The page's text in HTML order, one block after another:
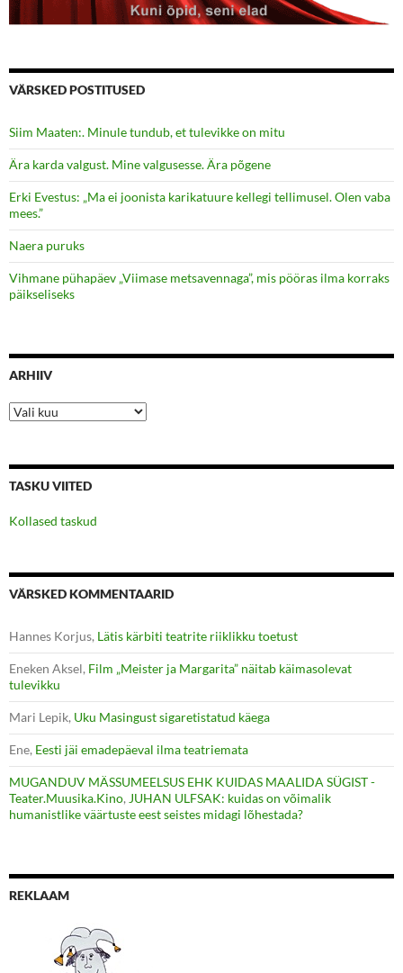
VÄRSKED POSTITUSED
Siim Maaten:. Minule tundub, et tulevikke on mitu
Ära karda valgust. Mine valgusesse. Ära põgene
Erki Evestus: „Ma ei joonista karikatuure kellegi tellimusel. Olen vaba
mees.”
Naera puruks
Vihmane pühapäev „Viimase metsavennaga”, mis pööras ilma korraks
päikseliseks
ARHIIV
Arhiiv
TASKU VIITED
Kollased taskud
VÄRSKED KOMMENTAARID
Hannes Korjus, Lätis kärbiti teatrite riiklikku toetust
Eneken Aksel, Film „Meister ja Margarita” näitab käimasolevat
tulevikku
Mari Lepik, Uku Masingust sigaretistatud käega
Ene, Eesti jäi emadepäeval ilma teatriemata
MUGANDUV MÄSSUMEELSUS EHK KUIDAS MAALIDA SÜGIST -
Teater.Muusika.Kino, JUHAN ULFSAK: kuidas on võimalik
humanistlike väärtuste eest seistes midagi lõhestada?
REKLAAM